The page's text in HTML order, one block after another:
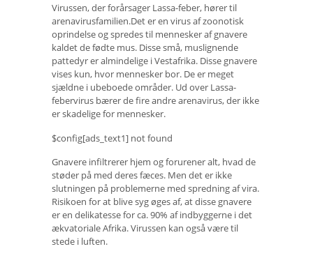
Virussen, der forårsager Lassa-feber, hører til
arenavirusfamilien.Det er en virus af zoonotisk
oprindelse og spredes til mennesker af gnavere
kaldet de fødte mus. Disse små, muslignende
pattedyr er almindelige i Vestafrika. Disse gnavere
vises kun, hvor mennesker bor. De er meget
sjældne i ubeboede områder. Ud over Lassa-
febervirus bærer de fire andre arenavirus, der ikke
er skadelige for mennesker.
$config[ads_text1] not found
Gnavere infiltrerer hjem og forurener alt, hvad de
støder på med deres fæces. Men det er ikke
slutningen på problemerne med spredning af vira.
Risikoen for at blive syg øges af, at disse gnavere
er en delikatesse for ca. 90% af indbyggerne i det
ækvatoriale Afrika. Virussen kan også være til
stede i luften.